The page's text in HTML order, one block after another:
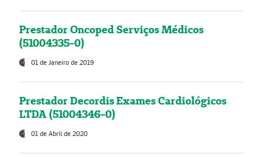
Prestador Oncoped Serviços Médicos
(51004335-0)
01 de Janeiro de 2019
Prestador Decordis Exames Cardiológicos
LTDA (51004346-0)
01 de Abril de 2020